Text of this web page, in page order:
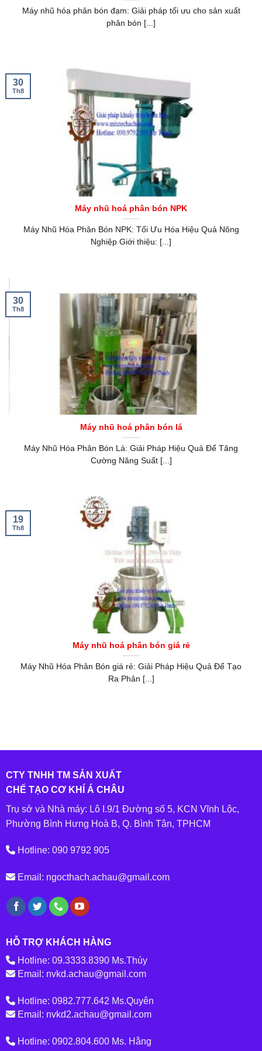
Máy nhũ hóa phân bón đạm: Giải pháp tối ưu cho sản xuất
phân bón [...]
Máy nhũ hoá phân bón NPK
Máy Nhũ Hóa Phân Bón NPK: Tối Ưu Hóa Hiệu Quả Nông
Nghiệp Giới thiệu: [...]
30
Th8
Máy nhũ hoá phân bón lá
Máy Nhũ Hóa Phân Bón Lá: Giải Pháp Hiệu Quả Để Tăng
Cường Năng Suất [...]
30
Th8
Máy nhũ hoá phân bón giá rẻ
Máy Nhũ Hóa Phân Bón giá rẻ: Giải Pháp Hiệu Quả Để Tạo
Ra Phân [...]
19
Th8
CTY TNHH TM SẢN XUẤT
CHẾ TẠO CƠ KHÍ Á CHÂU
Trụ sở và Nhà máy: Lô I.9/1 Đường số 5, KCN Vĩnh Lộc,
Phường Bình Hưng Hoà B, Q. Bình Tân, TPHCM
Hotline: 090 9792 905
Email: ngocthach.achau@gmail.com
HỖ TRỢ KHÁCH HÀNG
Hotline: 09.3333.8390 Ms.Thúy
Email: nvkd.achau@gmail.com
Hotline: 0982.777.642 Ms.Quyên
Email: nvkd2.achau@gmail.com
Hotline: 0902.804.600 Ms. Hằng